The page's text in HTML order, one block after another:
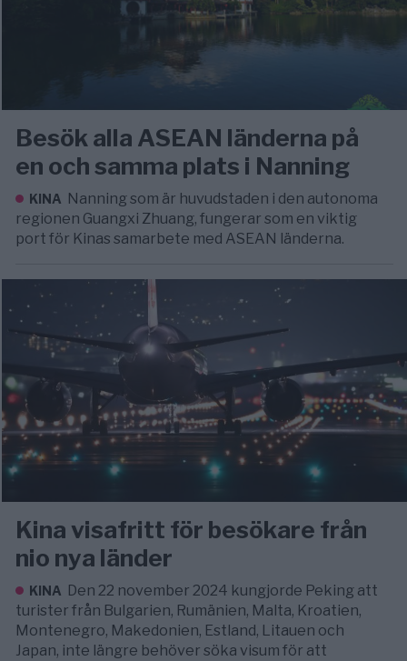
Besök alla ASEAN länderna på
en och samma plats i Nanning
KINA Nanning som är huvudstaden i den autonoma
regionen Guangxi Zhuang, fungerar som en viktig
port för Kinas samarbete med ASEAN länderna.
Kina visafritt för besökare från
nio nya länder
KINA Den 22 november 2024 kungjorde Peking att
turister från Bulgarien, Rumänien, Malta, Kroatien,
Montenegro, Makedonien, Estland, Litauen och
Japan, inte längre behöver söka visum för att